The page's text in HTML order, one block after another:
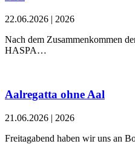
22.06.2026 | 2026
Nach dem Zusammenkommen
HASPA…
Aalregatta ohne Aal
21.06.2026 | 2026
Freitagabend haben wir uns an